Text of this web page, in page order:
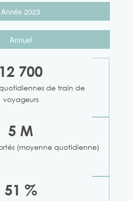
Année 2023
Annuel
12 700
de train de
voyageurs
5 M
(moyenne quotidienne)
51 %